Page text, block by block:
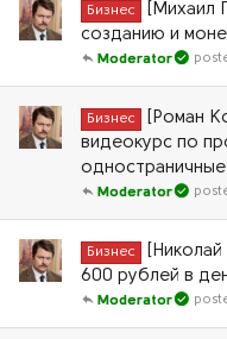
Бизнес
[Михаил
созданию и
Moderator
Бизнес
[Роман
видеокурс по
Moderator
Бизнес
600 рублей в
Moderator